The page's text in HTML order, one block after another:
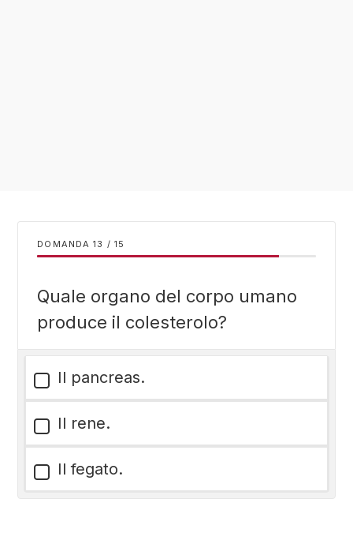
DOMANDA / 15
Quale organo del corpo umano
produce il colesterolo?
Il pancreas.
Il rene.
Il fegato.